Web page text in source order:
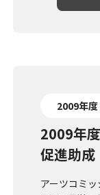
2009年度
2009年
促進助成
アーツコミ